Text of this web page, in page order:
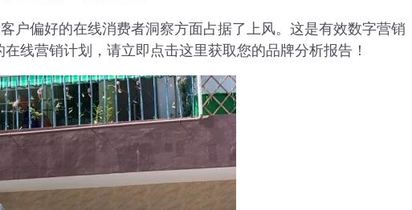
户偏好的在线消费者洞察方面占据了上风。这是有效数字营销
线营销计划，请立即点击这里获取您的品牌分析报告！